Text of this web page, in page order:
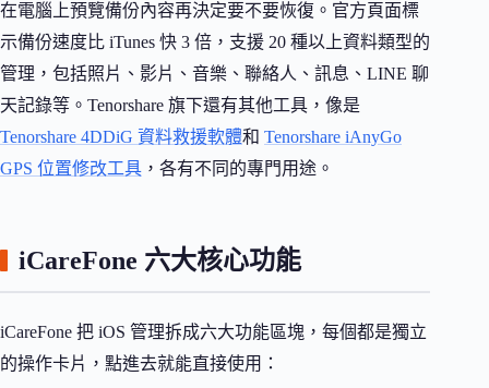
在電腦上預覽備份內容再決定要不要恢復。官方頁面標
示備份速度比 iTunes 快 3 倍，支援 20 種以上資料類型的
管理，包括照片、影片、音樂、聯絡人、訊息、LINE 聊
天記錄等。Tenorshare 旗下還有其他工具，像是
Tenorshare 4DDiG 資料救援軟體和 Tenorshare iAnyGo
GPS 位置修改工具 ，各有不同的專門用途。
iCareFone 六大核心功能
iCareFone 把 iOS 管理拆成六大功能區塊，每個都是獨立
的操作卡片，點進去就能直接使用：